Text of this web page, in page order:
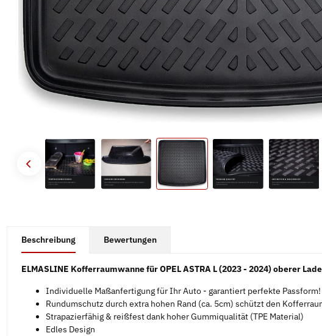
Beschreibung Bewertungen
ELMASLINE Kofferraumwanne für OPEL ASTRA L (2023 - 2024) oberer
Individuelle Maßanfertigung für Ihr Auto - garantiert perfekte Passform!
Rundumschutz durch extra hohen Rand (ca. 5cm) schützt den
Strapazierfähig & reißfest dank hoher Gummiqualität (TPE Material)
Edles Design